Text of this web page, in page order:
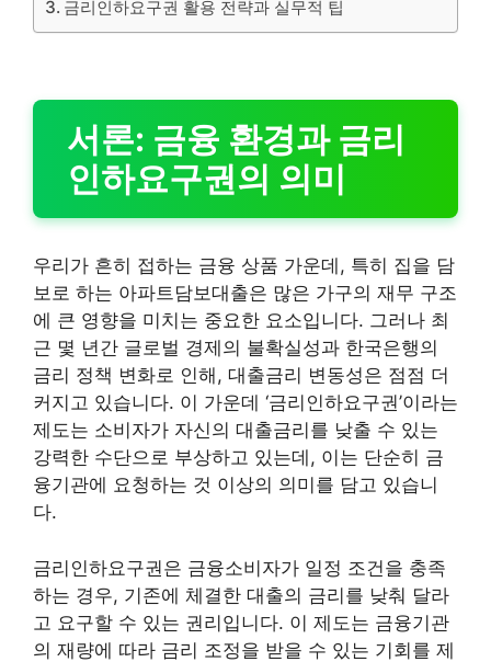
금리인하요구권 활용 전략과 실무적 팁
서론: 금융 환경과 금리
인하요구권의 의미
우리가 흔히 접하는 금융 상품 가운데, 특히 집을 담
보로 하는 아파트담보대출은 많은 가구의 재무 구조
에 큰 영향을 미치는 중요한 요소입니다. 그러나 최
근 몇 년간 글로벌 경제의 불확실성과 한국은행의
금리 정책 변화로 인해, 대출금리 변동성은 점점 더
커지고 있습니다. 이 가운데 ‘금리인하요구권’이라는
제도는 소비자가 자신의 대출금리를 낮출 수 있는
강력한 수단으로 부상하고 있는데, 이는 단순히 금
융기관에 요청하는 것 이상의 의미를 담고 있습니
다.
금리인하요구권은 금융소비자가 일정 조건을 충족
하는 경우, 기존에 체결한 대출의 금리를 낮춰 달라
고 요구할 수 있는 권리입니다. 이 제도는 금융기관
의 재량에 따라 금리 조정을 받을 수 있는 기회를 제